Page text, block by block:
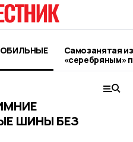
Самозанятая
«серебряным»
этапа
ШИНЫ БЕЗ